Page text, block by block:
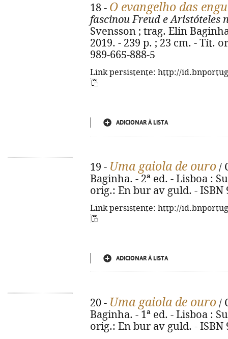
18 - O evangelho das
fascinou Freud e Aristóteles
Svensson ; trag. Elin
2019. - 239 p. ; 23 cm. - Tít.
989-665-888-5
Link persistente: http://
ADICIONAR À LISTA
19 - Uma gaiola de ouro /
Baginha. - 2ª ed. - Lisboa :
orig.: En bur av guld. - ISBN
Link persistente: http://
ADICIONAR À LISTA
20 - Uma gaiola de ouro /
Baginha. - 1ª ed. - Lisboa :
orig.: En bur av guld. - ISBN